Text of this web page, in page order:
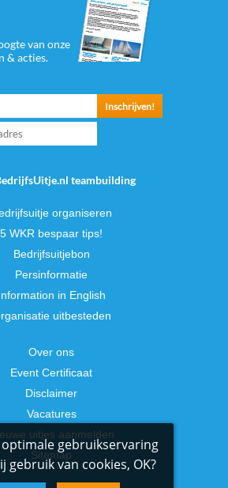
van onze
& acties.
teambuilding
organiseren
5 WKR bespaar tips!
Bedrijfsuitjebon
Persinformatie
in English
uitbesteden
Over ons
Event Certificaat
Disclaimer
Vacatures
uitjes aanmelden
Sitemap
gebruikservaring
gebruik van cookies, OK?